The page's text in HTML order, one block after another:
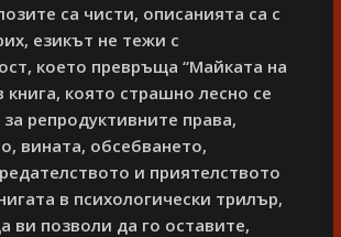
са чисти, описанията са с
езикът не тежи с
което превръща “Майката на
която страшно лесно се
репродуктивните права,
вината, обсебването,
и приятелството
в психологически трилър,
ви позволи да го оставите,